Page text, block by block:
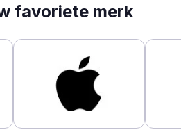
favoriete merk